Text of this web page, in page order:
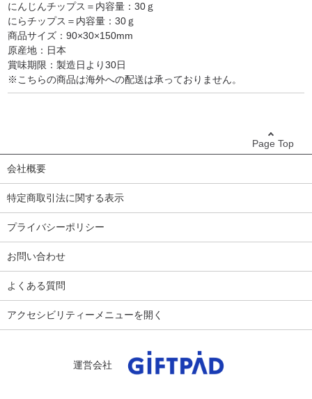
にんじんチップス＝内容量：30ｇ
にらチップス＝内容量：30ｇ
商品サイズ：90×30×150mm
原産地：日本
賞味期限：製造日より30日
※こちらの商品は海外への配送は承っておりません。
Page Top
会社概要
特定商取引法に関する表示
プライバシーポリシー
お問い合わせ
よくある質問
アクセシビリティーメニューを開く
運営会社